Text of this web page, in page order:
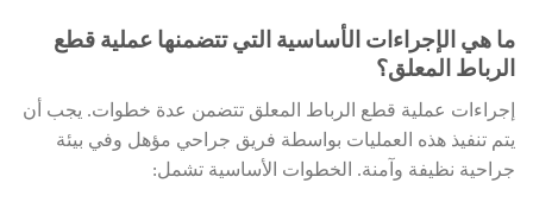
ما هي الإجراءات الأساسية التي تتضمنها عملية قطع
الرباط المعلق؟
إجراءات عملية قطع الرباط المعلق تتضمن عدة خطوات. يجب أن
يتم تنفيذ هذه العمليات بواسطة فريق جراحي مؤهل وفي بيئة
جراحية نظيفة وآمنة. الخطوات الأساسية تشمل: